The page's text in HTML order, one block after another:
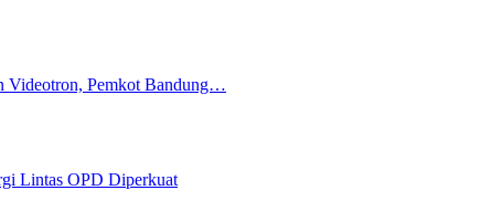
Videotron, Pemkot Bandung…
Lintas OPD Diperkuat